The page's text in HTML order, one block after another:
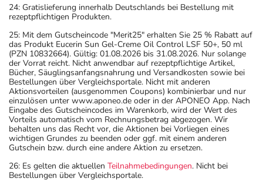
24: Gratislieferung innerhalb Deutschlands bei Bestellung mit
rezeptpflichtigen Produkten.
25: Mit dem Gutscheincode "Merit25" erhalten Sie 25 % Rabatt auf
das Produkt Eucerin Sun Gel-Creme Oil Control LSF 50+, 50 ml
(PZN 10832664). Gültig: 01.08.2026 bis 31.08.2026. Nur solange
der Vorrat reicht. Nicht anwendbar auf rezeptpflichtige Artikel,
Bücher, Säuglingsanfangsnahrung und Versandkosten sowie bei
Bestellungen über Vergleichsportale. Nicht mit anderen
Aktionsvorteilen (ausgenommen Coupons) kombinierbar und nur
einzulösen unter www.aponeo.de oder in der APONEO App. Nach
Eingabe des Gutscheincodes im Warenkorb, wird der Wert des
Vorteils automatisch vom Rechnungsbetrag abgezogen. Wir
behalten uns das Recht vor, die Aktionen bei Vorliegen eines
wichtigen Grundes zu beenden oder ggf. mit einem anderen
Gutschein bzw. durch eine andere Aktion zu ersetzen.
26: Es gelten die aktuellen Teilnahmebedingungen. Nicht bei
Bestellungen über Vergleichsportale.